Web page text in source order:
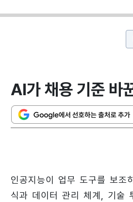
AI가 채용 기준 바
인공지능이 업무 도구를 보
식과 데이터 관리 체계, 기술